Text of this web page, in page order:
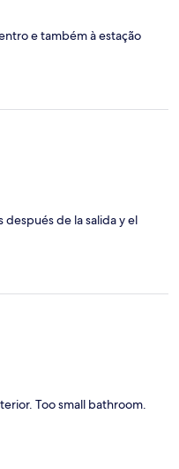
e também à estação
de la salida y el
Too small bathroom.